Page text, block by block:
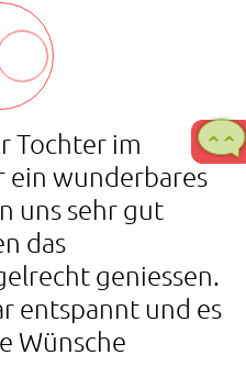
Tochter im
ein wunderbares
uns sehr gut
das
geniessen.
entspannt und es
Wünsche